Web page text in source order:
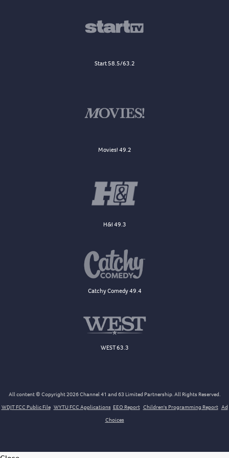
Start 58.5/63.2
Movies! 49.2
H&I 49.3
Catchy Comedy 49.4
WEST 63.3
All content © Copyright 2026 Channel 41 and 63 Limited Partnership. All Rights Reserved.
WDJT FCC Public File WYTU FCC Applications EEO Report Children's Programming Report Ad
Choices